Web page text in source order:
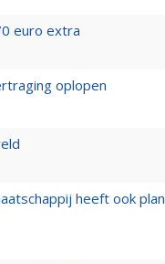
euro extra
oplopen
heeft ook plan